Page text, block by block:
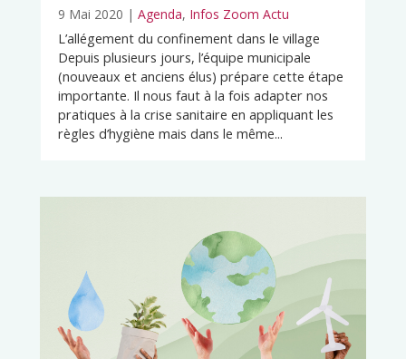
9 Mai 2020 | Agenda, Infos Zoom Actu
L’allégement du confinement dans le village
Depuis plusieurs jours, l’équipe municipale
(nouveaux et anciens élus) prépare cette étape
importante. Il nous faut à la fois adapter nos
pratiques à la crise sanitaire en appliquant les
règles d’hygiène mais dans le même...